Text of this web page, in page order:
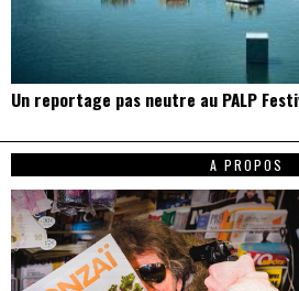
Un reportage pas neutre au PALP
A PROPOS